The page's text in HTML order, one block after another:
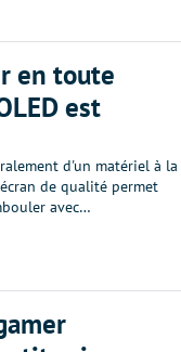
en toute
est
d'un matériel à la
de qualité permet
avec…